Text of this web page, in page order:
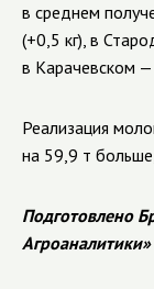
в среднем
(+0,5 кг), в
в Карачевском —
Реализация
на 59,9 т
Подготовлено
Агроаналитики»